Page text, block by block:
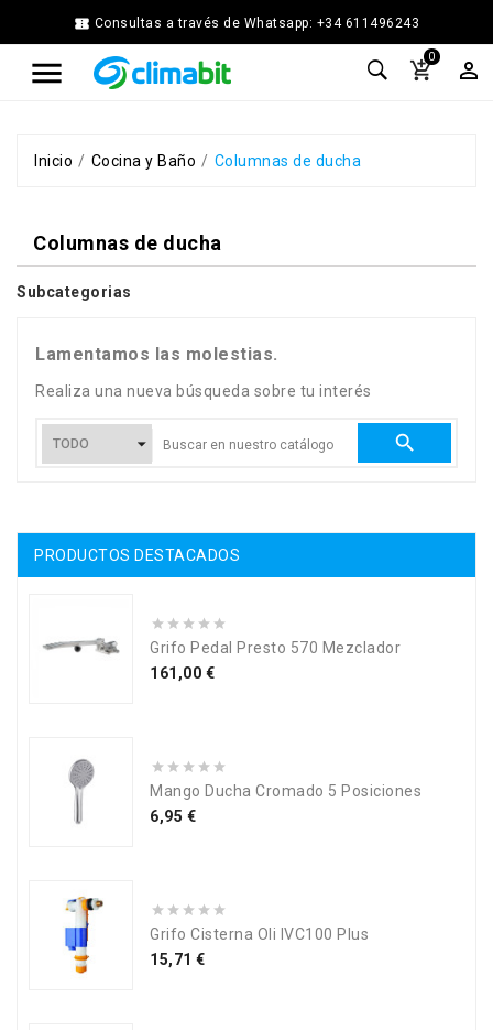
 Consultas a través de Whatsapp: +34 611496243

Home
Agua
Chimenea
Energía
Solar
Térmica
Fontanería

0

Inicio Cocina y Baño Columnas de ducha
Columnas de ducha
Subcategorias
Lamentamos las molestias.
Realiza una nueva búsqueda sobre tu interés

PRODUCTOS DESTACADOS
Grifo Pedal Presto 570 Mezclador
Precio
161,00 €
Mango Ducha Cromado 5 Posiciones
Precio
6,95 €
Grifo Cisterna Oli IVC100 Plus
Precio
15,71 €